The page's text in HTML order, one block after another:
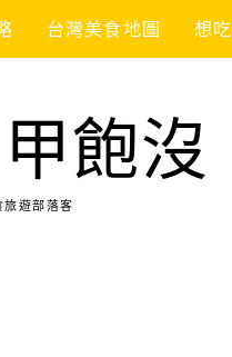
台灣美食地圖 想
飽沒
遊部落客